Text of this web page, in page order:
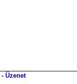
- Üzenet